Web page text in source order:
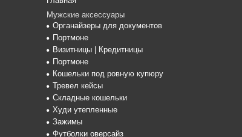
Мужские аксессуары
Органайзеры для документов
Портмоне
Визитницы | Кредитницы
Портмоне
Кошельки под ровную купюру
Тревел кейсы
Складные кошельки
Худи утепленные
Зажимы
Футболки оверсайз